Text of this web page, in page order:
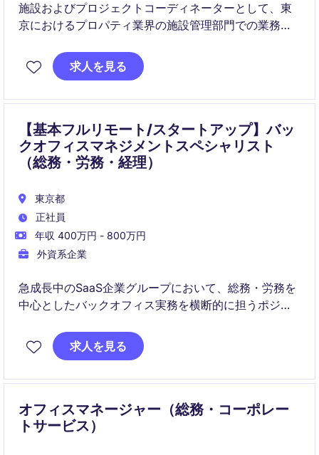
施設およびプロジェクトコーディネーターとして、東
京におけるプロパティ業界の施設管理部門での業務を
管理を円滑に進めるための調整業務をお任せします。
求人を見る
【基本フルリモート/スタートアップ】バッ
クオフィスマネジメントスペシャリスト
（総務・労務・経理）
東京都
正社員
年収 400万円 - 800万円
外資系企業
急成長中のSaaS企業グループにおいて、総務・労務を
中心としたバックオフィス実務を横断的に担うポジシ
ら、経理オペレーションや業務改善にも携わることが
できます。
求人を見る
オフィスマネージャー（総務・コーポレー
トサービス）